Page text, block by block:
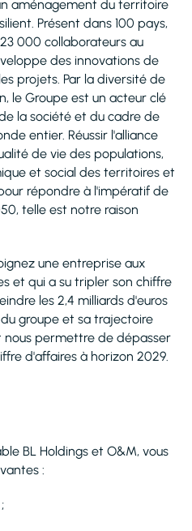
aménagement du territoire
Présent dans 100 pays,
000 collaborateurs au
des innovations de
projets. Par la diversité de
le Groupe est un acteur clé
la société et du cadre de
entier. Réussir l'alliance
de vie des populations,
et social des territoires et
répondre à l'impératif de
telle est notre raison
une entreprise aux
et qui a su tripler son chiffre
les 2,4 milliards d'euros
groupe et sa trajectoire
permettre de dépasser
d'affaires à horizon 2029.
BL Holdings et O&M, vous
:
;